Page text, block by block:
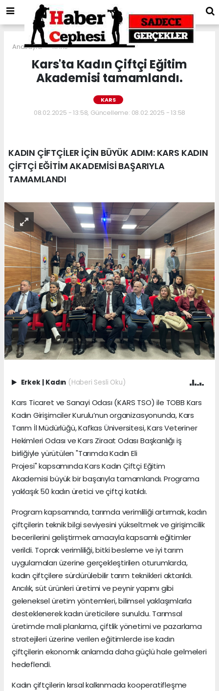
Anasayfa KARS
Kars'ta Kadın Çiftçi Eğitim
Akademisi tamamlandı.
KARS
08.02.2025 - 13:58, Güncelleme: 08.02.2025 - 13:58
KADIN ÇİFTÇİLER İÇİN BÜYÜK ADIM: KARS KADIN
ÇİFTÇİ EĞİTİM AKADEMİSİ BAŞARIYLA
TAMAMLANDI
Erkek Kadın (Haberi Sesli Oku)
Kars Ticaret ve Sanayi Odası (KARS TSO) ile TOBB Kars
Kadın Girişimciler Kurulu’nun organizasyonunda, Kars
Tarım İl Müdürlüğü, Kafkas Üniversitesi, Kars Veteriner
Hekimleri Odası ve Kars Ziraat Odası Başkanlığı iş
birliğiyle yürütülen "Tarımda Kadın Eli
Projesi" kapsamında Kars Kadın Çiftçi Eğitim
Akademisi büyük bir başarıyla tamamlandı. Programa
yaklaşık 50 kadın üretici ve çiftçi katıldı.
Program kapsamında, tarımda verimliliği artırmak, kadın
çiftçilerin teknik bilgi seviyesini yükseltmek ve girişimcilik
becerilerini geliştirmek amacıyla kapsamlı eğitimler
verildi. Toprak verimliliği, bitki besleme ve iyi tarım
uygulamaları üzerine gerçekleştirilen oturumlarda,
kadın çiftçilere sürdürülebilir tarım teknikleri aktarıldı.
Arıcılık, süt ürünleri üretimi ve peynir yapımı gibi
geleneksel üretim yöntemleri, bilimsel yaklaşımlarla
desteklenerek kadın üreticilere sunuldu. Tarımsal
üretimde mali planlama, çiftlik yönetimi ve pazarlama
stratejileri üzerine verilen eğitimlerde ise kadın
çiftçilerin ekonomik anlamda daha güçlü hale gelmeleri
hedeflendi.
Kadın çiftçilerin kırsal kalkınmada kooperatifleşme